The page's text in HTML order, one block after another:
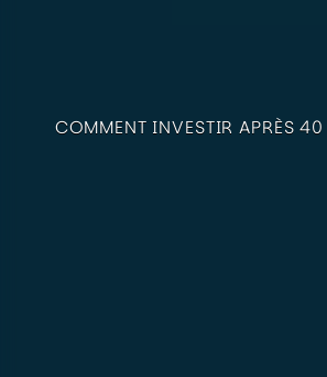
COMMENT INVESTIR APRÈS